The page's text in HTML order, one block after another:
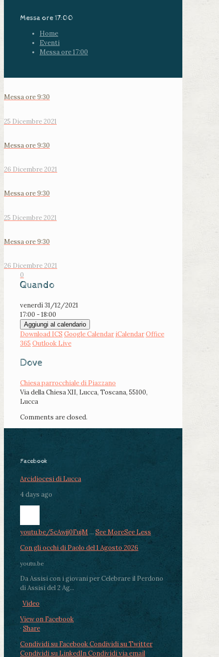
Messa ore 17:00
Home
Eventi
Messa ore 17:00
Messa ore 9:30
25 Dicembre 2021
Messa ore 9:30
26 Dicembre 2021
Messa ore 9:30
25 Dicembre 2021
Messa ore 9:30
26 Dicembre 2021
0
Quando
venerdì 31/12/2021
17:00 - 18:00
Aggiungi al calendario
Download ICS Google Calendar iCalendarOffice
365 Outlook Live
Dove
Chiesa parrocchiale di Piazzano
Via della Chiesa XII, Lucca, Toscana, 55100,
Lucca
Comments are closed.
Facebook
Arcidiocesi di Lucca
4 days ago
youtu.be/5cAwjj0FujM ... See MoreSee Less
Con gli occhi di Paolo del 1 Agosto 2026
youtu.be
Da Assisi con i giovani per Celebrare il Perdono
di Assisi del 2 Ag...
Video
View on Facebook
· Share
Condividi su FacebookCondividi su Twitter
Condividi su LinkedInCondividi via email